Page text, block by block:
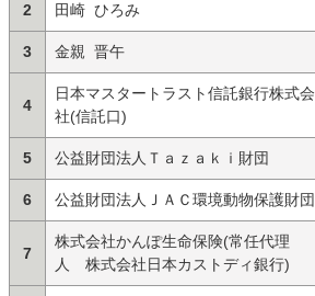
2 田崎 ひろみ
3 金親 晋午
4
日本マスタートラスト信託銀行株式会
社(信託口)
5 公益財団法人Ｔａｚａｋｉ財団
6 公益財団法人ＪＡＣ環境動物保護財団
7
株式会社かんぽ生命保険(常任代理
人 株式会社日本カストディ銀行)